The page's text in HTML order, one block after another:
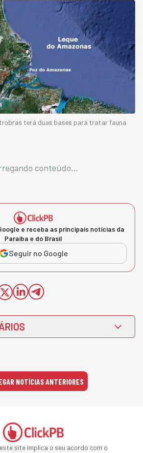
terá duas bases para tratar fauna
conteúdo...
e receba as principais notícias da
Paraíba e do Brasil
Seguir no Google
NOTÍCIAS ANTERIORES
site implica o seu acordo com o